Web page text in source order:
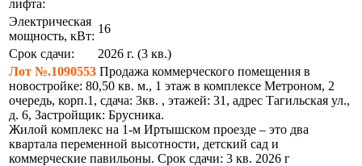
лифта:
Электрическая
мощность, кВт:
16
Срок сдачи:
2026 г. (3 кв.)
Лот №.1090553 Продажа коммерческого помещения в
новостройке: 80,50 кв. м., 1 этаж в комплексе Метроном, 2
очередь, корп.1, сдача: 3кв. , этажей: 31, адрес Тагильская ул.,
д. 6, Застройщик: Брусника.
Жилой комплекс на 1-м Иртышском проезде – это два
квартала переменной высотности, детский сад и
коммерческие павильоны. Срок сдачи: 3 кв. 2026 г